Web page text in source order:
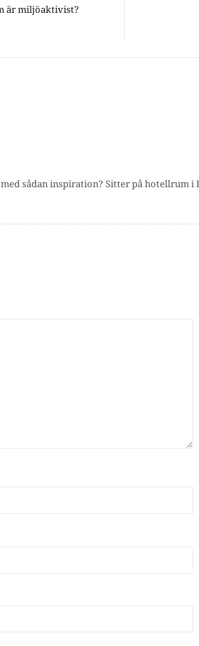
är miljöaktivist?
sådan inspiration? Sitter på hotellrum